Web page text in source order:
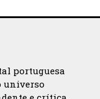
portuguesa
universo